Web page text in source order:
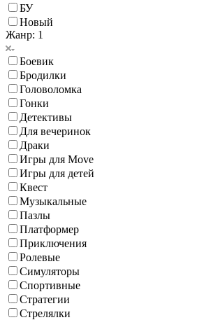
БУ
Новый
Жанр: 1
Боевик
Бродилки
Головоломка
Гонки
Детективы
Для вечеринок
Драки
Игры для Move
Игры для детей
Квест
Музыкальные
Пазлы
Платформер
Приключения
Ролевые
Симуляторы
Спортивные
Стратегии
Стрелялки